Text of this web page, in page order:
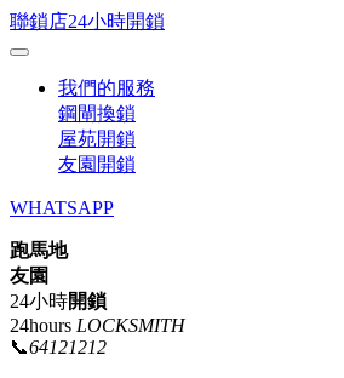
聯鎖店24小時開鎖
我們的服務
鋼閘換鎖
屋苑開鎖
友園開鎖
WHATSAPP
跑馬地
友園
24小時開鎖
24hours LOCKSMITH
📞64121212